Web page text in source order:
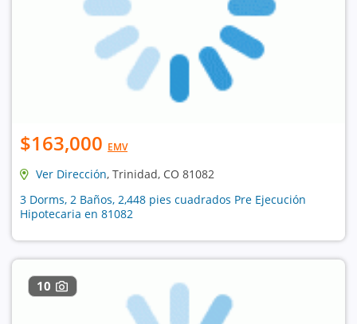
$163,000 EMV
Ver Dirección, Trinidad, CO 81082
3 Dorms, 2 Baños, 2,448 pies cuadrados Pre Ejecución
Hipotecaria en 81082
10